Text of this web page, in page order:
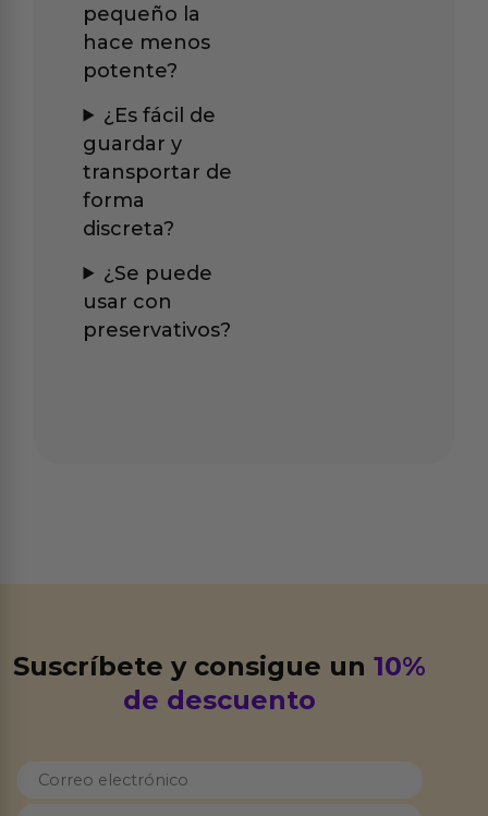
pequeño la
hace menos
potente?
¿Es fácil de
guardar y
transportar de
forma
discreta?
¿Se puede
usar con
preservativos?
Suscríbete y consigue un10%
de descuento